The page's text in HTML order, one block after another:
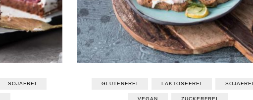
SOJAFREI GLUTENFREI LAKTOSEFREI
VEGAN ZUCKERFREI